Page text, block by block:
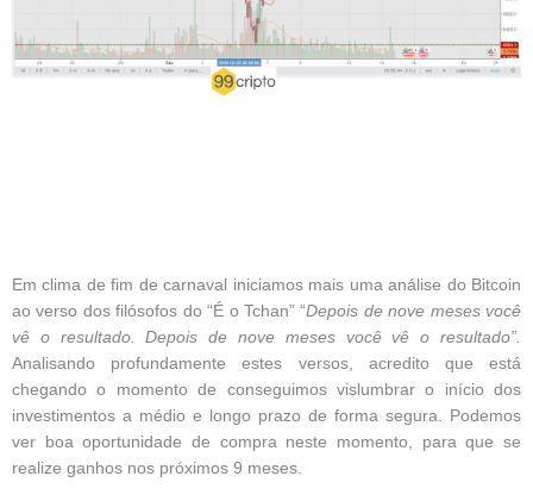
Em clima de fim de carnaval iniciamos mais uma análise do Bitcoin
ao verso dos filósofos do “É o Tchan” “Depois de nove meses você
vê o resultado. Depois de nove meses você vê o resultado”.
Analisando profundamente estes versos, acredito que está
chegando o momento de conseguimos vislumbrar o início dos
investimentos a médio e longo prazo de forma segura. Podemos
ver boa oportunidade de compra neste momento, para que se
realize ganhos nos próximos 9 meses.